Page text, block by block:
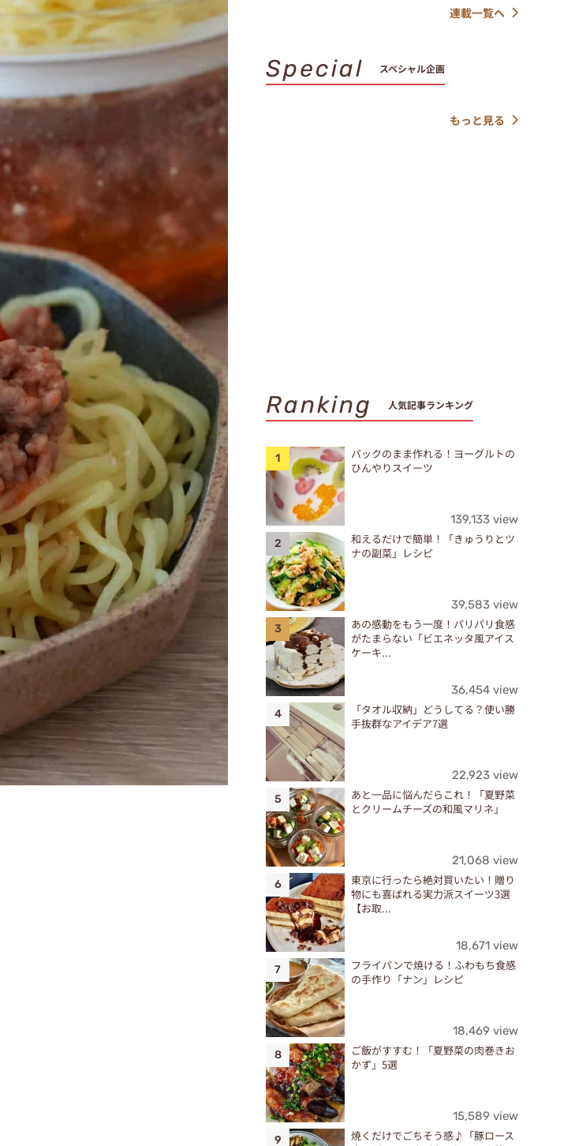
連載一覧へ
Special スペシャル企画
もっと見る
Ranking 人気記事ランキング
パックのまま作れる！ヨーグルトの
ひんやりスイーツ
139,133 view
和えるだけで簡単！「きゅうりとツ
ナの副菜」レシピ
39,583 view
あの感動をもう一度！パリパリ食感
がたまらない「ビエネッタ風アイス
ケーキ...
36,454 view
「タオル収納」どうしてる？使い勝
手抜群なアイデア7選
22,923 view
あと一品に悩んだらこれ！「夏野菜
とクリームチーズの和風マリネ」
21,068 view
東京に行ったら絶対買いたい！贈り
物にも喜ばれる実力派スイーツ3選
【お取...
18,671 view
フライパンで焼ける！ふわもち食感
の手作り「ナン」レシピ
18,469 view
ご飯がすすむ！「夏野菜の肉巻きお
かず」5選
15,589 view
焼くだけでごちそう感♪「豚ロース